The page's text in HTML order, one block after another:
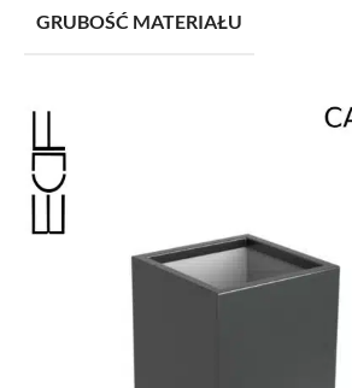
GRUBOŚĆ MATERIAŁU